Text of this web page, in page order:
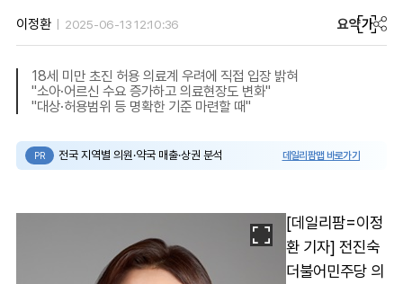
이정환 2025-06-13 12:10:36 요약가
18세 미만 초진 허용 의료계 우려에 직접 입장 밝혀
"소아·어르신 수요 증가하고 의료현장도 변화"
"대상·허용범위 등 명확한 기준 마련할 때"
PR 전국 지역별 의원·약국 매출·상권 분석 데일리팜맵 바로가기
[데일리팜=이정
환 기자] 전진숙
더불어민주당 의